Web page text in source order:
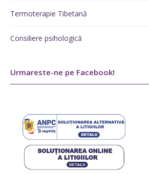
Termoterapie Tibetană
Consiliere psihologică
Urmareste-ne pe Facebook!